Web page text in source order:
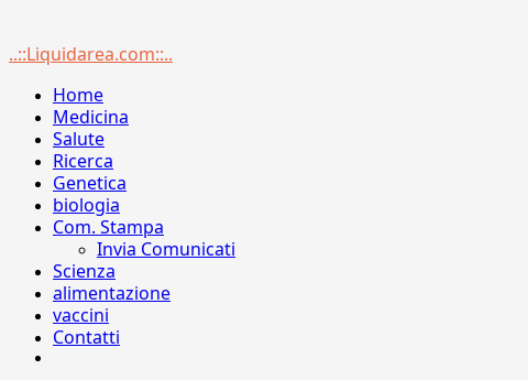
Menu
..::Liquidarea.com::..
Home
Medicina
Salute
Ricerca
Genetica
biologia
Com. Stampa
Invia Comunicati
Scienza
alimentazione
vaccini
Contatti